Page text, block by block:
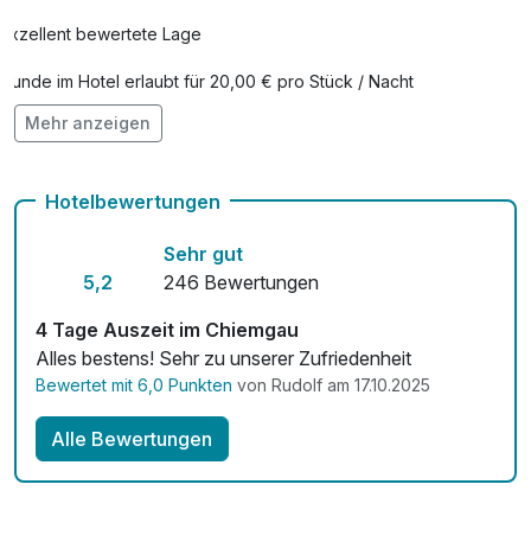
Exzellent bewertete Lage
Hunde im Hotel erlaubt für 20,00 € pro Stück / Nacht
Auch vegetarische Speisen
Mehr anzeigen
Hotelbewertungen
5,2
Sehr gut
246 Bewertungen
4 Tage Auszeit im Chiemgau
Alles bestens! Sehr zu unserer Zufriedenheit
Bewertet mit 6,0 Punkten von Rudolf am 17.10.2025
Alle Bewertungen